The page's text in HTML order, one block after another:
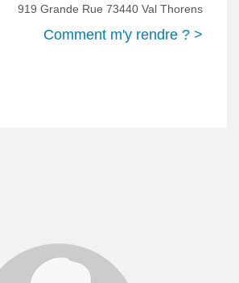
919 Grande Rue 73440 Val Thorens
Comment m'y rendre ? >